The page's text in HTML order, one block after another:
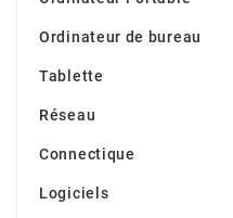
Ordinateur de bureau
Tablette
Réseau
Connectique
Logiciels